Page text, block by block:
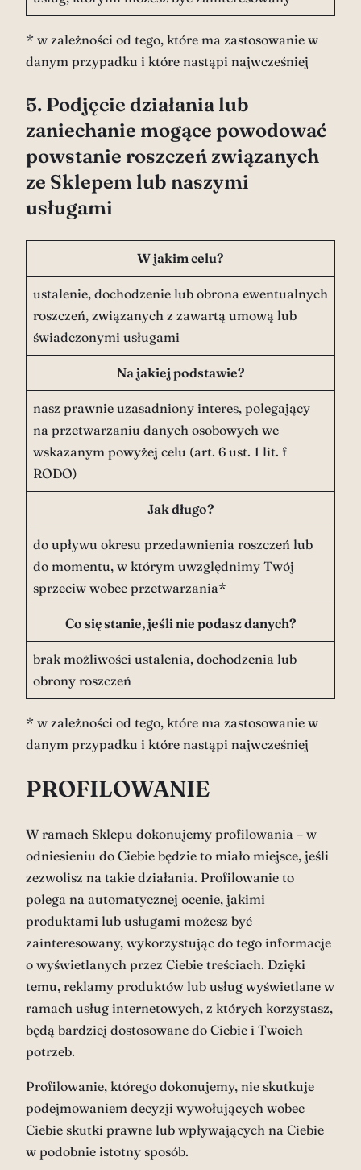
* w zależności od tego, które ma zastosowanie w
danym przypadku i które nastąpi najwcześniej
5. Podjęcie działania lub
zaniechanie mogące powodować
powstanie roszczeń związanych
ze Sklepem lub naszymi
usługami
W jakim celu?
ustalenie, dochodzenie lub obrona ewentualnych
roszczeń, związanych z zawartą umową lub
świadczonymi usługami
Na jakiej podstawie?
nasz prawnie uzasadniony interes, polegający
na przetwarzaniu danych osobowych we
wskazanym powyżej celu (art. 6 ust. 1 lit. f
RODO)
Jak długo?
do upływu okresu przedawnienia roszczeń lub
do momentu, w którym uwzględnimy Twój
sprzeciw wobec przetwarzania*
Co się stanie, jeśli nie podasz danych?
brak możliwości ustalenia, dochodzenia lub
obrony roszczeń
* w zależności od tego, które ma zastosowanie w
danym przypadku i które nastąpi najwcześniej
PROFILOWANIE
W ramach Sklepu dokonujemy profilowania – w
odniesieniu do Ciebie będzie to miało miejsce, jeśli
zezwolisz na takie działania. Profilowanie to
polega na automatycznej ocenie, jakimi
produktami lub usługami możesz być
zainteresowany, wykorzystując do tego informacje
o wyświetlanych przez Ciebie treściach. Dzięki
temu, reklamy produktów lub usług wyświetlane w
ramach usług internetowych, z których korzystasz,
będą bardziej dostosowane do Ciebie i Twoich
potrzeb.
Profilowanie, którego dokonujemy, nie skutkuje
podejmowaniem decyzji wywołujących wobec
Ciebie skutki prawne lub wpływających na Ciebie
w podobnie istotny sposób.